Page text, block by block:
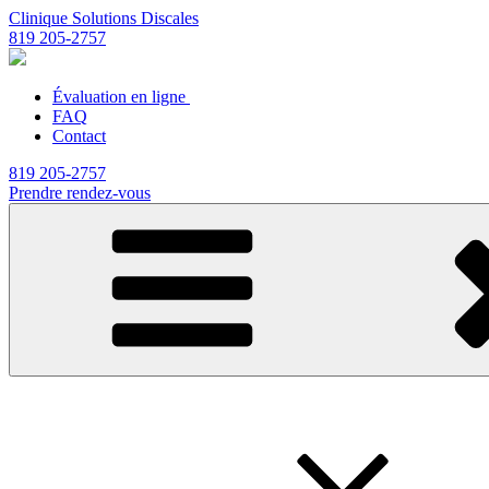
Clinique Solutions Discales
819 205-2757
Évaluation en ligne
FAQ
Contact
819 205-2757
Prendre rendez-vous